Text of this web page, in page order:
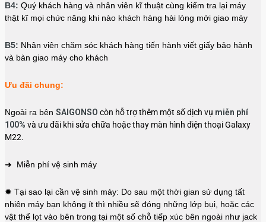
B4: Quý khách hàng và nhân viên kĩ thuật cùng kiểm tra lại máy
thật kĩ mọi chức năng khi nào khách hàng hài lòng mới giao máy
B5: Nhân viên chăm sóc khách hàng tiến hành viết giấy bảo hành
và bàn giao máy cho khách
Ưu đãi chung:
Ngoài ra bên SAIGONSO còn hỗ trợ thêm một số dịch vụ miễn phí
100% và ưu đãi khi sửa chữa hoặc thay màn hình điện thoại Galaxy
M22.
➜ Miễn phí vệ sinh máy
✹ Tại sao lại cần vệ sinh máy: Do sau một thời gian sử dụng tất
nhiên máy bạn không ít thì nhiều sẽ đóng những lớp bụi, hoặc các
vật thể lọt vào bên trong tại một số chỗ tiếp xúc bên ngoài như jack